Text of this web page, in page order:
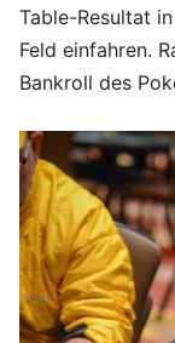
Table-Resultat
Feld einfahren.
Bankroll des